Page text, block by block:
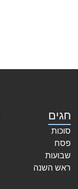
חגים
סוכות
פסח
שבועות
ראש השנה